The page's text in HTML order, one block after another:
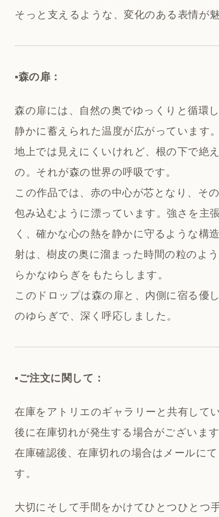
そっと支えるような、変化のある表情が
▪️森の扉：
森の扉には、自然の奥でゆっくりと循環
静かに蓄えられた温度が広がっています
地上では見えにくいけれど、根の下で絶
の。それが森の世界の呼吸です。
この作品では、赤の中心が芯となり、そ
包み込むように漂っています。強さを主
く、確かな心の熱を静かに守るような構
射は、樹皮の奥に溜まった時間の粒のよ
らかなゆらぎをもたらします。
このドロップは森の扉と、内側に宿る優
のゆらぎで、深く呼応しました。
▪️ご注文に関して：
在庫をアトリエのギャラリーと共有して
後に在庫切れが発生する場合がございま
在庫確認後、在庫切れの場合はメールに
す。
大切にそして手間をかけてひとつひとつ